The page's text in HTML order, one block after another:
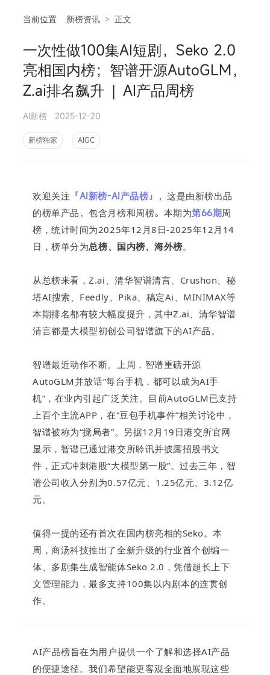
当前位置 新榜资讯 > 正文
一次性做100集AI短剧，Seko 2.0
亮相国内榜；智谱开源AutoGLM，
Z.ai排名飙升 | AI产品周榜
AI新榜 2025-12-20
新榜独家 AIGC
欢迎关注 「AI新榜-AI产品榜」，这是由新榜出品
的榜单产品，包含月榜和周榜。本期为第66期周
榜，统计时间为2025年12月8日-2025年12月14
日，榜单分为总榜、国内榜、海外榜。
从总榜来看，Z.ai、清华智谱清言、Crushon、秘
塔AI搜索、Feedly、Pika、稿定Ai、MINIMAX等
本期排名都有较大幅度提升，其中Z.ai、清华智谱
清言都是大模型初创公司智谱旗下的AI产品。
智谱最近动作不断。上周，智谱重磅开源
AutoGLM并放话“每台手机，都可以成为AI手
机”，在业内引起广泛关注。目前AutoGLM已支持
上百个主流APP，在“豆包手机事件”相关讨论中，
智谱被称为“搅局者”。另据12月19日港交所官网
显示，智谱已通过港交所聆讯并披露招股书文
件，正式冲刺港股“大模型第一股”。过去三年，智
谱公司收入分别为0.57亿元、1.25亿元、3.12亿
元。
值得一提的还有首次在国内榜亮相的Seko。本
周，商汤科技推出了全新升级的行业首个创编一
体、多剧集生成智能体Seko 2.0，凭借超长上下
文管理能力，最多支持100集以内剧本的连贯创
作。
AI产品榜旨在为用户提供一个了解和选择AI产品
的便捷途径。我们希望能更客观全面地展现这些